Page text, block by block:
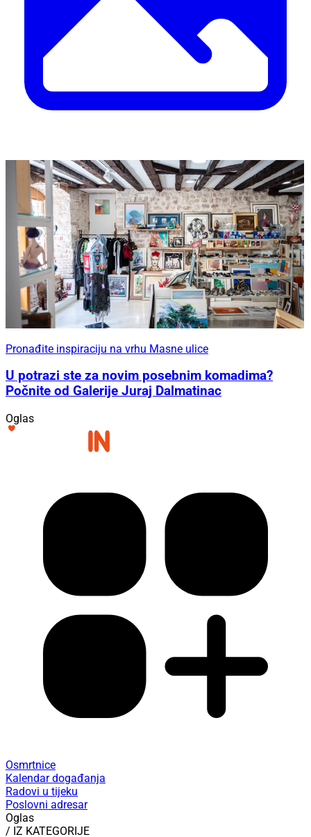
Pronađite inspiraciju na vrhu Masne ulice
U potrazi ste za novim posebnim komadima?
Počnite od Galerije Juraj Dalmatinac
Oglas
Osmrtnice
Kalendar događanja
Radovi u tijeku
Poslovni adresar
Oglas
/ IZ KATEGORIJE